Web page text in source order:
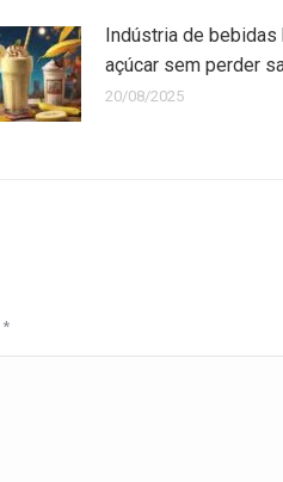
Indústria de bebidas
açúcar sem perder
20/08/2025
*